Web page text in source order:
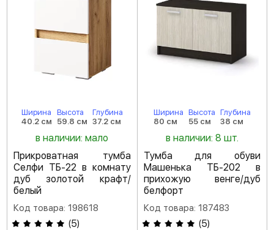
Ширина
40.2 см
Высота
59.8 см
Глубина
37.2 см
в наличии: мало
Прикроватная тумба
Селфи ТБ-22 в комнату
дуб золотой крафт/
белый
Код товара: 198618
(5)
Ширина
80 см
Высота
55 см
Глубина
38 см
в наличии: 8 шт.
Тумба для обуви
Машенька ТБ-202 в
прихожую венге/дуб
белфорт
Код товара: 187483
(5)